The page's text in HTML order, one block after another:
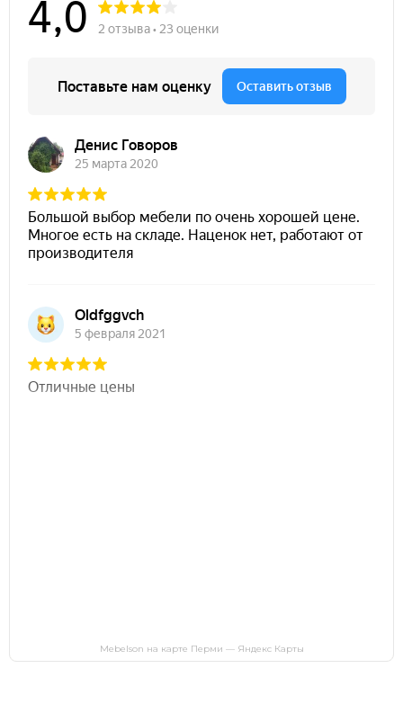
Mebelson на карте Перми — Яндекс Карты